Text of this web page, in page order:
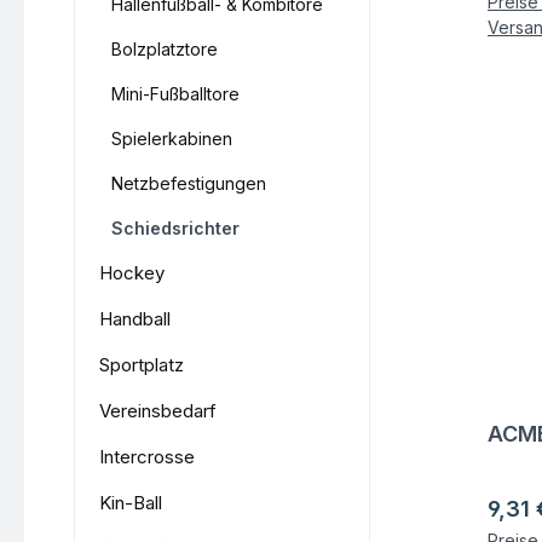
Hallenfußball- & Kombitore
Bolzplatztore
Mini-Fußballtore
Spielerkabinen
Netzbefestigungen
Schiedsrichter
Hockey
Handball
Sportplatz
Vereinsbedarf
Intercrosse
Kin-Ball
9,31